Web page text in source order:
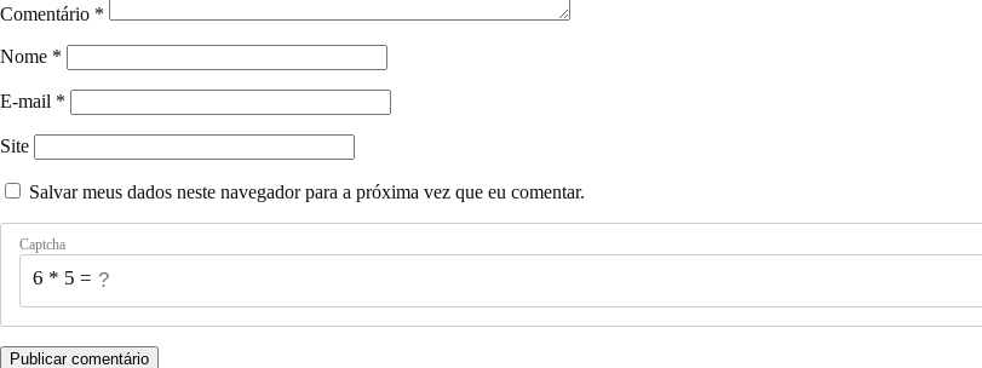
Comentário *
Nome *
E-mail *
Site
Salvar meus dados neste navegador para a próxima vez que eu comentar.
Captcha
6 * 5 = ?